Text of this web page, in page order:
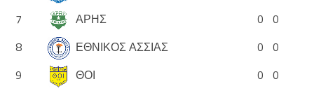
7
ΑΡΗΣ 0 0
8
ΕΘΝΙΚΟΣ ΑΣΣΙΑΣ 0 0
9
ΘΟΙ 0 0